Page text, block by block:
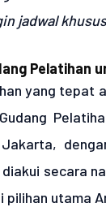
jadwal
yang tepat
secara
pilihan utama